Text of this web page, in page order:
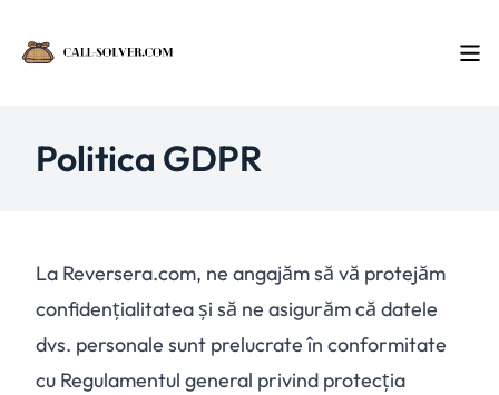
Politica GDPR
La Reversera.com, ne angajăm să vă protejăm
confidențialitatea și să ne asigurăm că datele
dvs. personale sunt prelucrate în conformitate
cu Regulamentul general privind protecția